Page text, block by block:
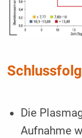
Die
Aufnahme